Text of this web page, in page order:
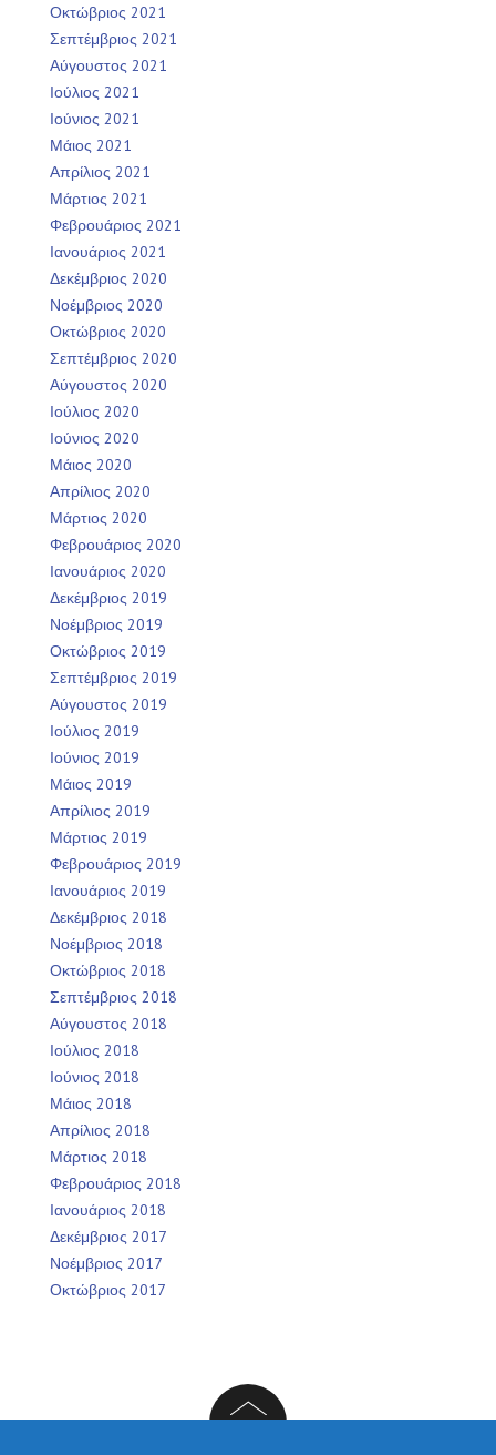
Οκτώβριος 2021
Σεπτέμβριος 2021
Αύγουστος 2021
Ιούλιος 2021
Ιούνιος 2021
Μάιος 2021
Απρίλιος 2021
Μάρτιος 2021
Φεβρουάριος 2021
Ιανουάριος 2021
Δεκέμβριος 2020
Νοέμβριος 2020
Οκτώβριος 2020
Σεπτέμβριος 2020
Αύγουστος 2020
Ιούλιος 2020
Ιούνιος 2020
Μάιος 2020
Απρίλιος 2020
Μάρτιος 2020
Φεβρουάριος 2020
Ιανουάριος 2020
Δεκέμβριος 2019
Νοέμβριος 2019
Οκτώβριος 2019
Σεπτέμβριος 2019
Αύγουστος 2019
Ιούλιος 2019
Ιούνιος 2019
Μάιος 2019
Απρίλιος 2019
Μάρτιος 2019
Φεβρουάριος 2019
Ιανουάριος 2019
Δεκέμβριος 2018
Νοέμβριος 2018
Οκτώβριος 2018
Σεπτέμβριος 2018
Αύγουστος 2018
Ιούλιος 2018
Ιούνιος 2018
Μάιος 2018
Απρίλιος 2018
Μάρτιος 2018
Φεβρουάριος 2018
Ιανουάριος 2018
Δεκέμβριος 2017
Νοέμβριος 2017
Οκτώβριος 2017